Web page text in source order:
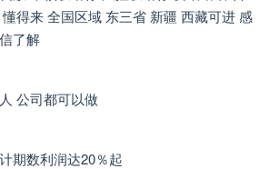
得来 全国区域 东三省 新疆 西藏可进 感
了解
公司都可以做
期数利润达20％起